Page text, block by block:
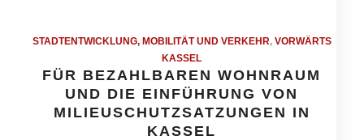
STADTENTWICKLUNG, MOBILITÄT UND VERKEHR, VORWÄRTS
KASSEL
FÜR BEZAHLBAREN WOHNRAUM
UND DIE EINFÜHRUNG VON
MILIEUSCHUTZSATZUNGEN IN
KASSEL